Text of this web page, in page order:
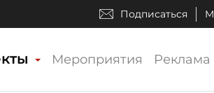
Подписаться
Мероприятия Реклама